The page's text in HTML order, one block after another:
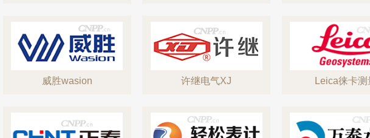
威胜wasion 许继电气XJ Leica徕卡测